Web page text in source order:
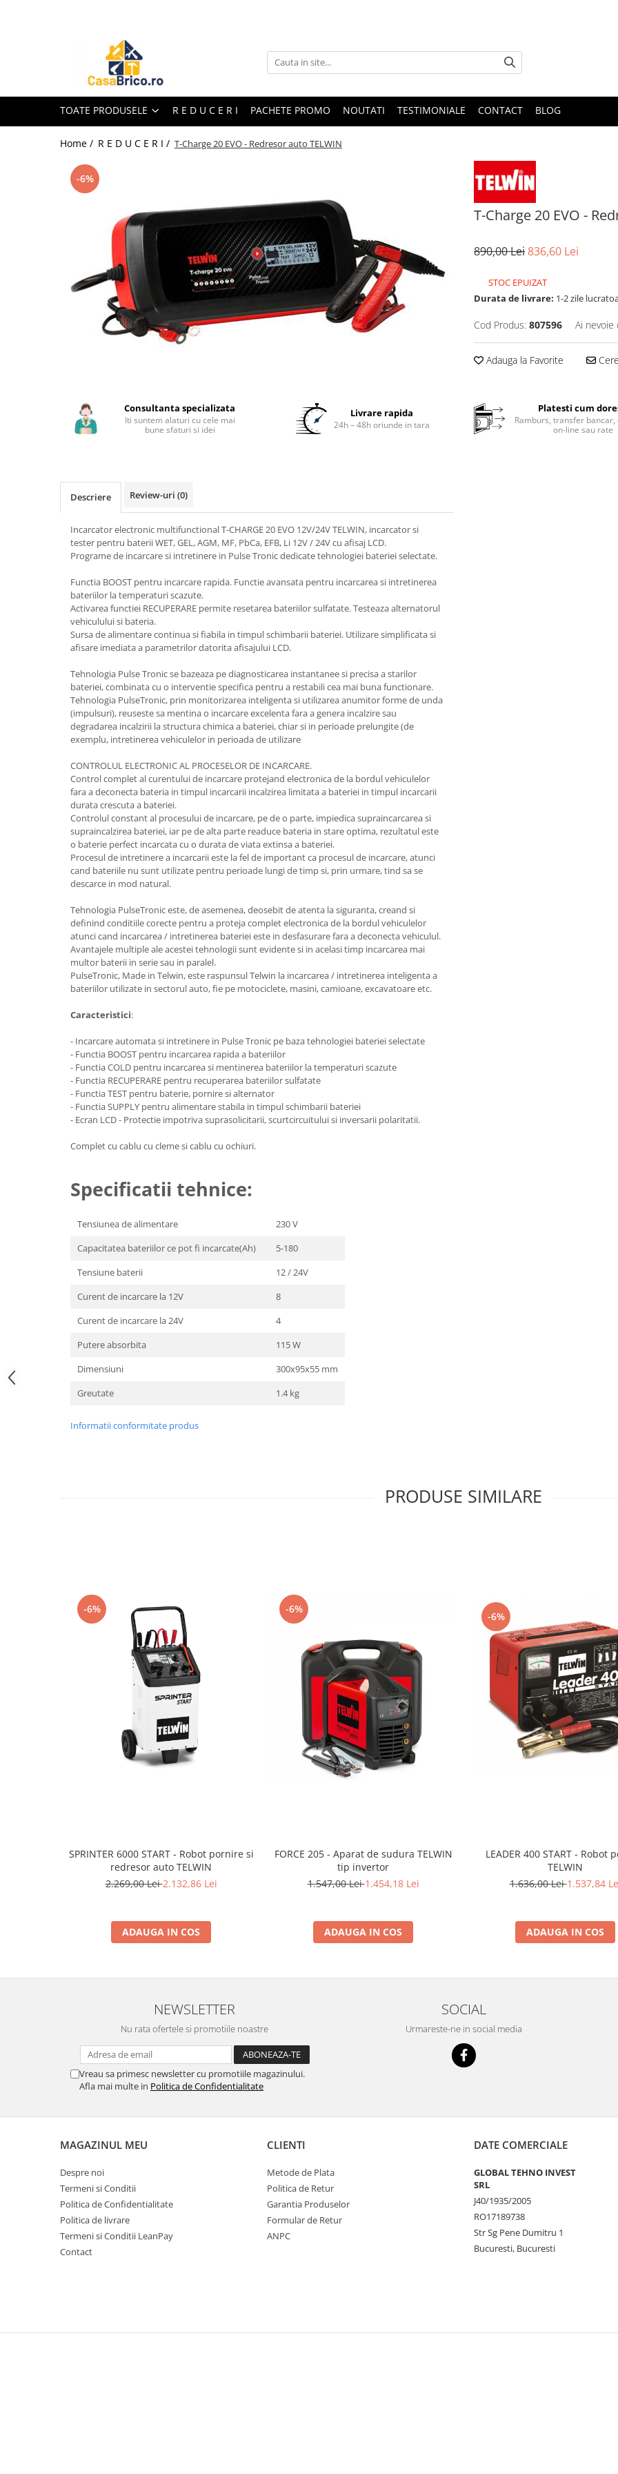
Aparate de sudura
(cu electrod)
Aparate de sudura MMA
transformator (cu electrod)
Aparate de sudura MIG-MAG (cu
Aparate de sudura TIG/WIG (cu
Aparate de sudura in Puncte
Aparate de taiere cu Plasma
Aparate de tras tabla-tinichigerie
Aparate de sudura cu laser
Baghete si Electrozi sudura
Pistolete taiere cu plasma
Accesorii MMA
Accesorii MIG/MAG
Accesorii TIG/WIG
Accesorii sudura in puncte
Accesorii taiere cu plasma
Accesorii tras tabla-tinichigerie
Reductoare presiune gaz
Grupuri de racire cu lichid
Generatoare electrice
Generatoare Insonorizate
Generatoare Uz general
Generatoare Industriale
Generatoare Digitale
Generatoare pentru sudare
Automatizari generatoare
Accesorii generatoare
Generatoare de curent continuu
Statii de alimentare portabile
Utilaje agricole
Motocultoare
Motocositoare
Accesorii utilaje agricole
Minitractoare
Vehicule utilitare
Curte si gradina
Masini de tuns gazon
Freze de zapada
Despicatoare busteni
Ingrijire gazon
Motoferastraie
Maturi rotative
Solarii gradina
Ciocane rotopercutoare
Masini de gaurit cu percutie
Masini de insurubat cu impact
Rindele electrice
Utilaje pentru constructii
Placi compactoare
Maiuri compactoare
Vibratoare beton
Scarificatoare
Taietoare beton si asfalt
Taietoare materiale
Turnuri de lumina
TOATE PRODUSELE R E D U C E R I PACHETE PROMO NOUTATI TESTIMONIALE CONTACT BLOG
Home / R E D U C E R I / T-Charge 20 EVO - Redresor auto TELWIN
T-Charge 20 EVO -
-6%
890,00 Lei836,60 Lei
STOC EPUIZAT
Durata de livrare: 1-2 zile
Cod Produs: 807596 Ai nevoie
Adauga la Favorite
Consultanta specializata
Iti suntem alaturi cu cele mai
bune sfaturi si idei
Livrare rapida
24h – 48h oriunde in tara
Platesti cum
Ramburs, transfer bancar,
on-line sau rate
Descriere Review-uri (0)
Incarcator electronic multifunctional T-CHARGE 20 EVO 12V/24V TELWIN, incarcator si
tester pentru baterii WET, GEL, AGM, MF, PbCa, EFB, Li 12V / 24V cu afisaj LCD.
Programe de incarcare si intretinere in Pulse Tronic dedicate tehnologiei bateriei selectate.
Functia BOOST pentru incarcare rapida. Functie avansata pentru incarcarea si intretinerea
bateriilor la temperaturi scazute.
Activarea functiei RECUPERARE permite resetarea bateriilor sulfatate. Testeaza alternatorul
vehiculului si bateria.
Sursa de alimentare continua si fiabila in timpul schimbarii bateriei. Utilizare simplificata si
afisare imediata a parametrilor datorita afisajului LCD.
Tehnologia Pulse Tronic se bazeaza pe diagnosticarea instantanee si precisa a starilor
bateriei, combinata cu o interventie specifica pentru a restabili cea mai buna functionare.
Tehnologia PulseTronic, prin monitorizarea inteligenta si utilizarea anumitor forme de unda
(impulsuri), reuseste sa mentina o incarcare excelenta fara a genera incalzire sau
degradarea incalzirii la structura chimica a bateriei, chiar si in perioade prelungite (de
exemplu, intretinerea vehiculelor in perioada de utilizare
CONTROLUL ELECTRONIC AL PROCESELOR DE INCARCARE.
Control complet al curentului de incarcare protejand electronica de la bordul vehiculelor
fara a deconecta bateria in timpul incarcarii incalzirea limitata a bateriei in timpul incarcarii
durata crescuta a bateriei.
Controlul constant al procesului de incarcare, pe de o parte, impiedica supraincarcarea si
supraincalzirea bateriei, iar pe de alta parte readuce bateria in stare optima, rezultatul este
o baterie perfect incarcata cu o durata de viata extinsa a bateriei.
Procesul de intretinere a incarcarii este la fel de important ca procesul de incarcare, atunci
cand bateriile nu sunt utilizate pentru perioade lungi de timp si, prin urmare, tind sa se
descarce in mod natural.
Tehnologia PulseTronic este, de asemenea, deosebit de atenta la siguranta, creand si
definind conditiile corecte pentru a proteja complet electronica de la bordul vehiculelor
atunci cand incarcarea / intretinerea bateriei este in desfasurare fara a deconecta vehiculul.
Avantajele multiple ale acestei tehnologii sunt evidente si in acelasi timp incarcarea mai
multor baterii in serie sau in paralel.
PulseTronic, Made in Telwin, este raspunsul Telwin la incarcarea / intretinerea inteligenta a
bateriilor utilizate in sectorul auto, fie pe motociclete, masini, camioane, excavatoare etc.
Caracteristici:
- Incarcare automata si intretinere in Pulse Tronic pe baza tehnologiei bateriei selectate
- Functia BOOST pentru incarcarea rapida a bateriilor
- Functia COLD pentru incarcarea si mentinerea bateriilor la temperaturi scazute
- Functia RECUPERARE pentru recuperarea bateriilor sulfatate
- Functia TEST pentru baterie, pornire si alternator
- Functia SUPPLY pentru alimentare stabila in timpul schimbarii bateriei
- Ecran LCD - Protectie impotriva suprasolicitarii, scurtcircuitului si inversarii polaritatii.
Complet cu cablu cu cleme si cablu cu ochiuri.
Specificatii tehnice:
Tensiunea de alimentare
230 V
Capacitatea bateriilor ce pot fi incarcate(Ah)
5-180
Tensiune baterii
12 / 24V
Curent de incarcare la 12V
8
Curent de incarcare la 24V
4
Putere absorbita
115 W
Dimensiuni
300x95x55 mm
Greutate
1.4 kg
Informatii conformitate produs
PRODUSE SIMILARE
-6%
SPRINTER 6000 START - Robot pornire si
redresor auto TELWIN
2.269,00 Lei2.132,86 Lei
ADAUGA IN COS
-6%
FORCE 205 - Aparat de sudura TELWIN
tip invertor
1.547,00 Lei1.454,18 Lei
ADAUGA IN COS
-6%
LEADER 400 START - Robot
TELWIN
1.636,00 Lei1.537,84
ADAUGA IN COS
NEWSLETTER
Nu rata ofertele si promotiile noastre
Vreau sa primesc newsletter cu promotiile magazinului.
Afla mai multe in Politica de Confidentialitate
SOCIAL
Urmareste-ne in social media
MAGAZINUL MEU
Despre noi
Termeni si Conditii
Politica de Confidentialitate
Politica de livrare
Termeni si Conditii LeanPay
Contact
CLIENTI
Metode de Plata
Politica de Retur
Garantia Produselor
Formular de Retur
ANPC
DATE COMERCIALE
GLOBAL TEHNO INVEST
SRL
J40/1935/2005
RO17189738
Str Sg Pene Dumitru 1
Bucuresti, Bucuresti